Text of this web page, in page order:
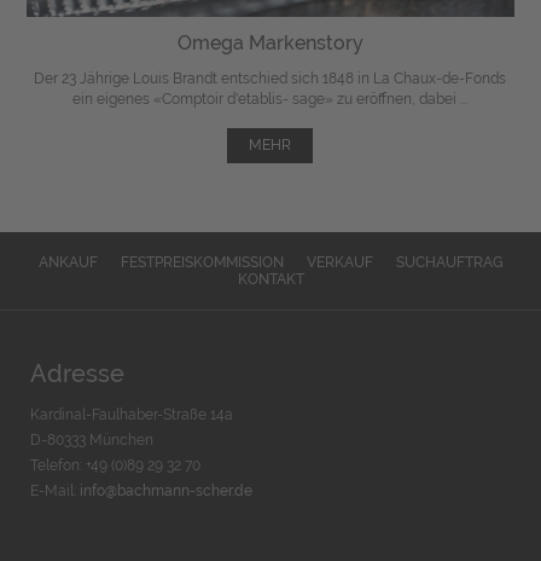
Omega Markenstory
Der 23 Jährige Louis Brandt entschied sich 1848 in La Chaux-de-Fonds
ein eigenes «Comptoir d'etablis- sage» zu eröffnen, dabei ...
MEHR
ANKAUF FESTPREISKOMMISSION VERKAUF
SUCHAUFTRAG
KONTAKT
Adresse
Kardinal-Faulhaber-Straße 14a
D-80333 München
Telefon: +49 (0)89 29 32 70
E-Mail: info@bachmann-scher.de